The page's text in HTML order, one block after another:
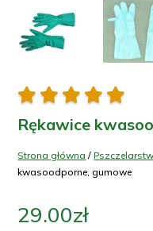
    
Rękawice
Strona główna /
kwasoodporne, gumowe
29.00zł